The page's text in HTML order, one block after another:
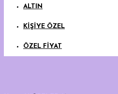
ALTIN
KİŞİYE ÖZEL
ÖZEL FİYAT